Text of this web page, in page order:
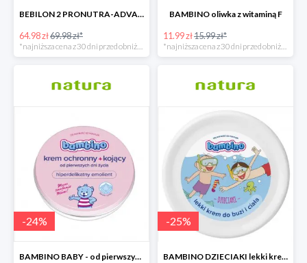
BEBILON 2 PRONUTRA-ADVANCE mleko następne po 6. miesiącu 1100 G
64.98 zł69.98 zł*
BAMBINO oliwka z witaminą F
11.99 zł15.99 zł*
-24%
BAMBINO BABY - od pierwszych dni życia
-25%
BAMBINO DZIECIAKI lekki krem do buzi i ciała